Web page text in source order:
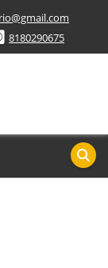
8180290675